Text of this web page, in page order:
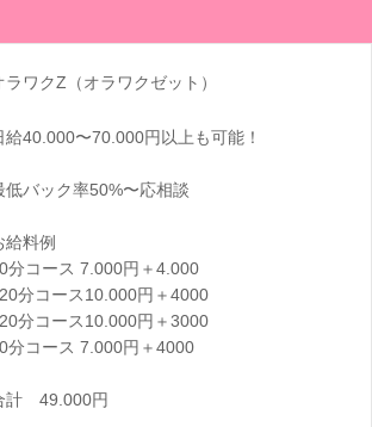
ラワクZ（オラワクゼット）
給40.000〜70.000円以上も可能！
低バック率50%〜応相談
給料例
分コース 7.000円＋4.000
分コース10.000円＋4000
分コース10.000円＋3000
分コース 7.000円＋4000
計 49.000円